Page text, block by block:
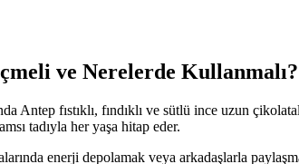
ve Nerelerde Kullanmalı?
Antep fıstıklı, fındıklı ve sütlü ince uzun
tadıyla her yaşa hitap eder.
enerji depolamak veya arkadaşlarla